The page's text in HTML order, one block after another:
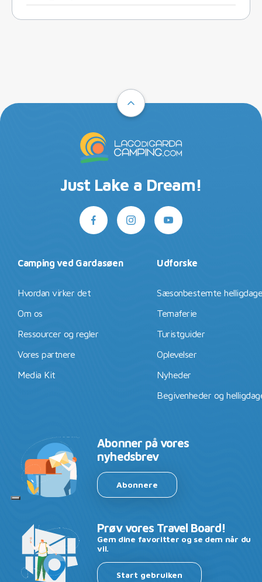
Just Lake a Dream!
Camping ved Gardasøen
Hvordan virker det
Om os
Ressourcer og regler
Vores partnere
Media Kit
Udforske
Sæsonbestemte
Temaferie
Turistguider
Oplevelser
Nyheder
Begivenheder og
Abonner på vores
nyhedsbrev
Abonnere
Prøv vores Travel Board!
Gem dine favoritter og se dem når du
vil.
Start gebruiken